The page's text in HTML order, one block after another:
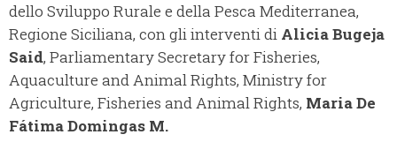
dello Sviluppo Rurale e della Pesca Mediterranea,
Regione Siciliana, con gli interventi di Alicia Bugeja
Said, Parliamentary Secretary for Fisheries,
Aquaculture and Animal Rights, Ministry for
Agriculture, Fisheries and Animal Rights, Maria De
Fátima Domingas M.